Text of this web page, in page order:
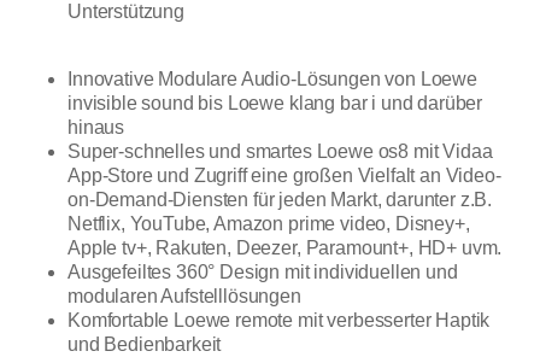
Unterstützung
Innovative Modulare Audio-Lösungen von Loewe
invisible sound bis Loewe klang bar i und darüber
hinaus
Super-schnelles und smartes Loewe os8 mit Vidaa
App-Store und Zugriff eine großen Vielfalt an Video-
on-Demand-Diensten für jeden Markt, darunter z.B.
Netflix, YouTube, Amazon prime video, Disney+,
Apple tv+, Rakuten, Deezer, Paramount+, HD+ uvm.
Ausgefeiltes 360° Design mit individuellen und
modularen Aufstelllösungen
Komfortable Loewe remote mit verbesserter Haptik
und Bedienbarkeit